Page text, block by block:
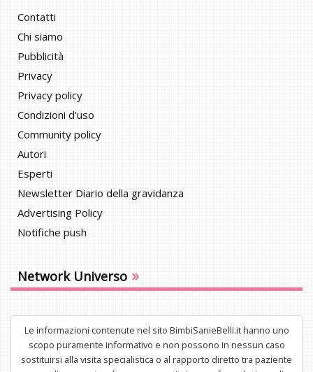
Contatti
Chi siamo
Pubblicità
Privacy
Privacy policy
Condizioni d'uso
Community policy
Autori
Esperti
Newsletter Diario della gravidanza
Advertising Policy
Notifiche push
Network Universo »
Le informazioni contenute nel sito BimbiSanieBelli.it hanno uno
scopo puramente informativo e non possono in nessun caso
sostituirsi alla visita specialistica o al rapporto diretto tra paziente